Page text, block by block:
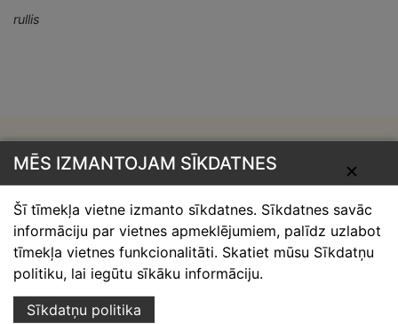
rullis
Skārdnieks M
Ofiss, ražošana, noliktava.
Izmēģinātāju iela 1a,
Priekuļi, Cēsu novads.
Mob.:+37126317230
E-pasts:skardnieksm@skardnieciba.lv
✕
MĒS IZMANTOJAM SĪKDATNES
Šī tīmekļa vietne izmanto sīkdatnes. Sīkdatnes savāc
informāciju par vietnes apmeklējumiem, palīdz uzlabot
tīmekļa vietnes funkcionalitāti. Skatiet mūsu Sīkdatņu
politiku, lai iegūtu sīkāku informāciju.
Sīkdatņu politika